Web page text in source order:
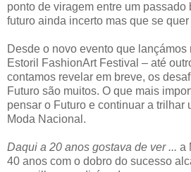
ponto de viragem entre um passado
futuro ainda incerto mas que se
Desde o novo evento que
Estoril FashionArt Festival – até
contamos revelar em breve, os
Futuro são muitos. O que mais
pensar o Futuro e continuar a trilhar
Moda Nacional.
Daqui a 20 anos gostava de ver ... a
40 anos com o dobro do sucesso